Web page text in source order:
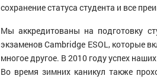
сохранение статуса студента и все
Мы аккредитованы на подготовку
экзаменов Cambridge ESOL, которые
многое другое. В 2010 году успех
Во время зимних каникул также